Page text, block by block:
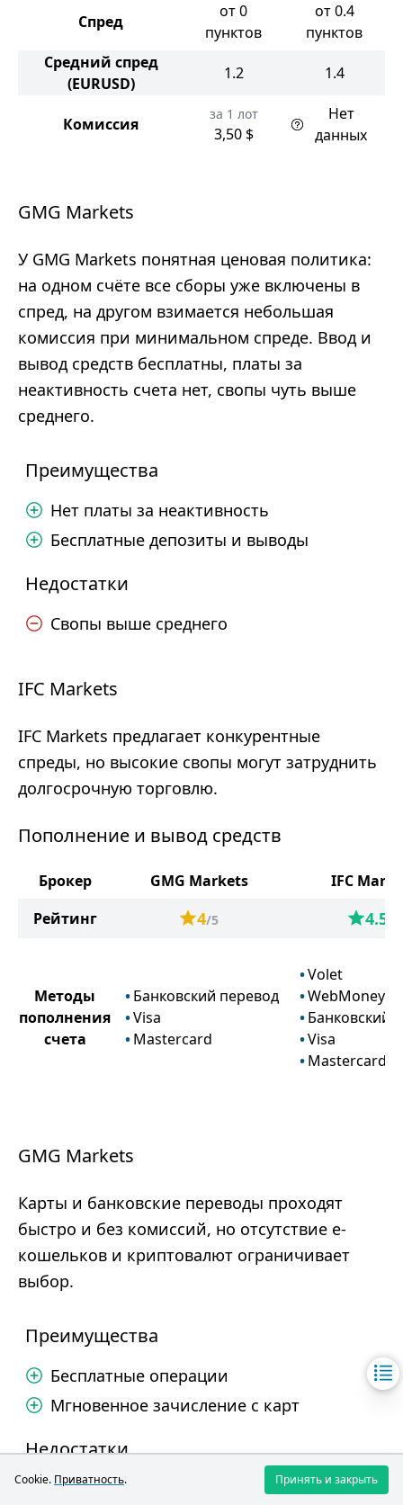
Спред
от 0
пунктов
от 0.4
пунктов
Средний спред
(EURUSD)
1.2 1.4
Комиссия
за 1 лот
3,50 $
Нет
данных
GMG Markets
У GMG Markets понятная ценовая политика:
на одном счёте все сборы уже включены в
спред, на другом взимается небольшая
комиссия при минимальном спреде. Ввод и
вывод средств бесплатны, платы за
неактивность счета нет, свопы чуть выше
среднего.
Преимущества
Нет платы за неактивность
Бесплатные депозиты и выводы
Недостатки
Свопы выше среднего
IFC Markets
IFC Markets предлагает конкурентные
спреды, но высокие свопы могут затруднить
долгосрочную торговлю.
Пополнение и вывод средств
Брокер GMG Markets
IFC
Рейтинг
4/5 4.5
Методы
пополнения
счета
Банковский перевод
Visa
Mastercard
Volet
WebMoney
Банковский
Visa
Mastercard
GMG Markets
Карты и банковские переводы проходят
быстро и без комиссий, но отсутствие e-
кошельков и криптовалют ограничивает
выбор.
Преимущества
Бесплатные операции
Мгновенное зачисление с карт
Недостатки
Нет электронных кошельков
Cookie. Приватность. Принять и закрыть